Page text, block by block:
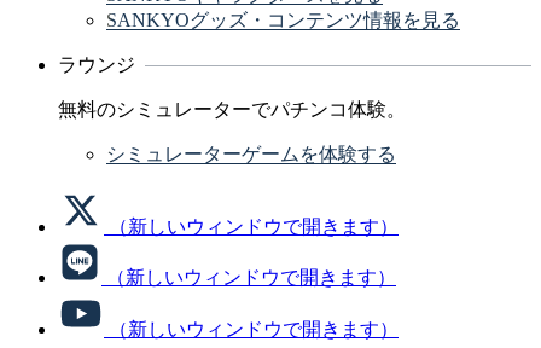
SANKYOグッズ・コンテンツ情報を見る
ラウンジ
無料のシミュレーターでパチンコ体験。
シミュレーターゲームを体験する
（新しいウィンドウで開きます）
（新しいウィンドウで開きます）
（新しいウィンドウで開きます）